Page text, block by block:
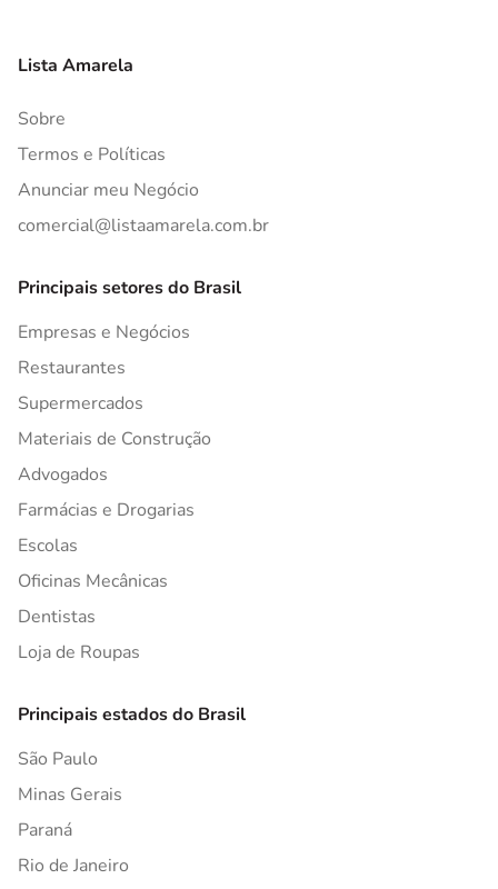
Lista Amarela
Sobre
Termos e Políticas
Anunciar meu Negócio
comercial@listaamarela.com.br
Principais setores do Brasil
Empresas e Negócios
Restaurantes
Supermercados
Materiais de Construção
Advogados
Farmácias e Drogarias
Escolas
Oficinas Mecânicas
Dentistas
Loja de Roupas
Principais estados do Brasil
São Paulo
Minas Gerais
Paraná
Rio de Janeiro